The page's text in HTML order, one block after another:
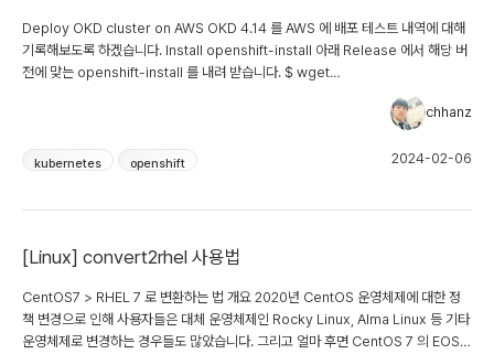
Deploy OKD cluster on AWS OKD 4.14 를 AWS 에 배포 테스트 내역에 대해
기록해보도록 하겠습니다. Install openshift-install 아래 Release 에서 해당 버
전에 맞는 openshift-install 를 내려 받습니다. $ wget
https://github.com/okd-project/okd/releases/download/4.14.0-
0.okd-2024-01-26-175629/openshift-install-linux-4.14.0-0.okd-
0.okd-2024-01-26-175629.tar.gz Deploy Cluster 아래와 같이 Cluster
Platform aws <<<---!!! okd 가 설치될 환경...
chhanz
kubernetes openshift 2024-02-06
[Linux] convert2rhel 사용법
CentOS7 > RHEL 7 로 변환하는 법 개요 2020년 CentOS 운영체제에 대한 정
책 변경으로 인해 사용자들은 대체 운영체제인 Rocky Linux, Alma Linux 등 기타
운영체제로 변경하는 경우들도 많았습니다. 그리고 얼마 후면 CentOS 7 의 EOS